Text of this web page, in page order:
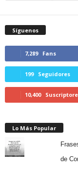
Síguenos
7,289 Fans
199 Seguidores
10,400
Lo Más Popular
de